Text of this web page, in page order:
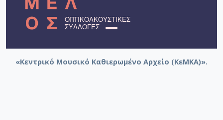
«Κεντρικό Μουσικό Καθιερωμένο Αρχείο (ΚεΜΚΑ)».